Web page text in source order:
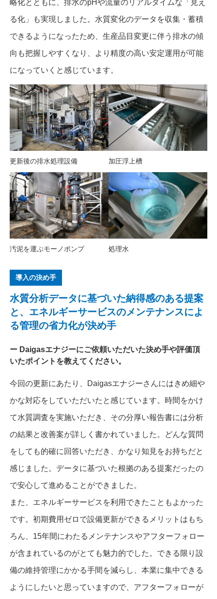
略化とともに、排水のpHや流量のリアルタイムな「見え
る化」も実現しました。水質変化のデータを収集・蓄積
できるようになったため、生産品目変更に伴う排水の傾
向も把握しやすくなり、より精度の高い安定運用が可能
になっていくと感じています。
更新後の排水処理設備 加圧浮上槽
汚泥を運ぶモーノポンプ 処理水
導入の決め手
水質分析データに基づいた納得感のある提案
と、エネルギーサービスのメンテナンスによ
る管理の省力化が決め手
Daigasエナジーにご依頼いただいた決め手や評価頂
いたポイントを教えてください。
今回の更新にあたり、Daigasエナジーさんにはきめ細や
かな対応をしていただいたと感じています。時間をかけ
て水質調査を実施いただき、その分厚い報告書には分析
の結果と改善案が詳しく書かれていました。どんな質問
をしても的確に回答いただき、かなり知見をお持ちだと
感じました。データに基づいた根拠のある提案だったの
で安心して進めることができました。
また、エネルギーサービスを利用できたこともよかった
です。初期費用ゼロで設備更新ができるメリットはもち
ろん、15年間にわたるメンテナンスやアフターフォロー
が含まれているのがとても魅力的でした。できる限り設
備の維持管理にかかる手間を減らし、本業に集中できる
ようにしたいと思っていますので、アフターフォローが